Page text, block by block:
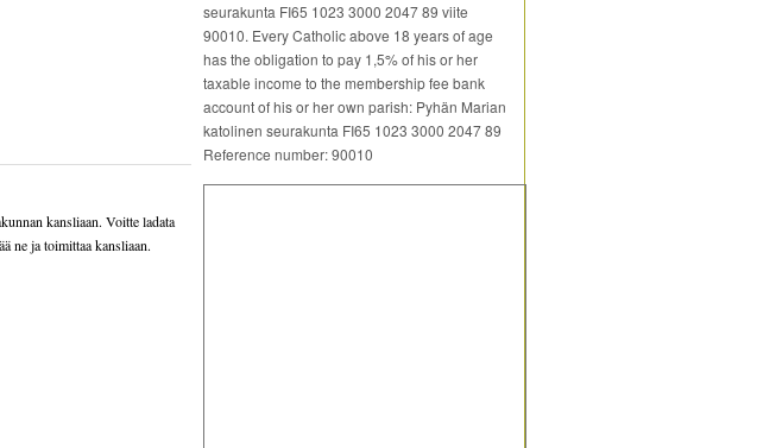
kansliaan. Voitte ladata
ne ja toimittaa kansliaan.
seurakunta FI65 1023 3000 2047 89 viite
90010. Every Catholic above 18 years of age
has the obligation to pay 1,5% of his or her
taxable income to the membership fee bank
account of his or her own parish: Pyhän Marian
katolinen seurakunta FI65 1023 3000 2047 89
Reference number: 90010